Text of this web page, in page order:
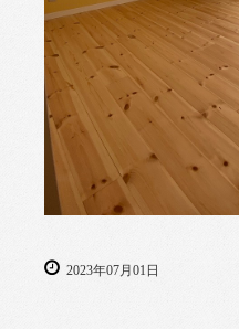
2023年07月01日